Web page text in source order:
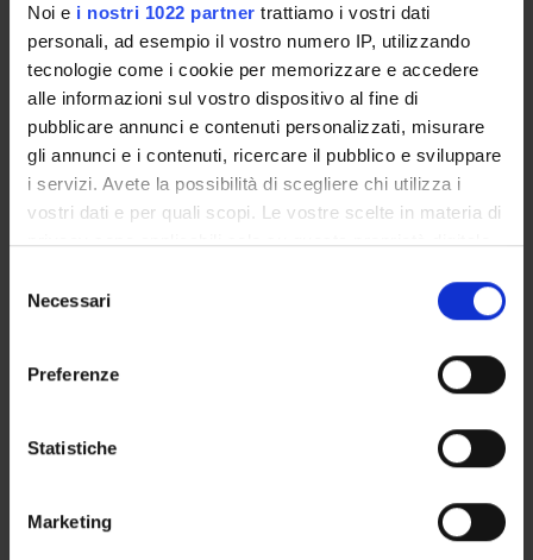
Noi e i nostri 1022 partner trattiamo i vostri dati
personali, ad esempio il vostro numero IP, utilizzando
tecnologie come i cookie per memorizzare e accedere
alle informazioni sul vostro dispositivo al fine di
pubblicare annunci e contenuti personalizzati, misurare
gli annunci e i contenuti, ricercare il pubblico e sviluppare
i servizi. Avete la possibilità di scegliere chi utilizza i
vostri dati e per quali scopi. Le vostre scelte in materia di
privacy sono applicabili solo su questa proprietà digitale
modificare o revocare il proprio consenso in qualsiasi
momento dalla Dichiarazione sui cookie o facendo clic
raccogliere informazioni sulla tua posizione
geografica, con un'approssimazione di qualche
Identificare il tuo dispositivo, scansionandolo
delNecessari
Preferenze
Statistiche
Marketing
SERVIZI DI SEGRETERIA STUDENTI
STRUTTURE DEL DIPARTIMENTO
LABORATORI DI RICERCA
CENTRI DI RICERCA
Contatti
Luoghi